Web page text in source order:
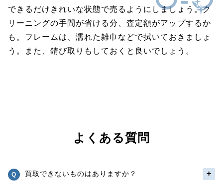
できるだけきれいな状態で売るようにしましょう。ク
リーニングの手間が省ける分、査定額がアップするか
も。フレームは、濡れた雑巾などで拭いておきましょ
う。また、錆び取りもしておくと良いでしょう。
よくある質問
買取できないものはありますか？